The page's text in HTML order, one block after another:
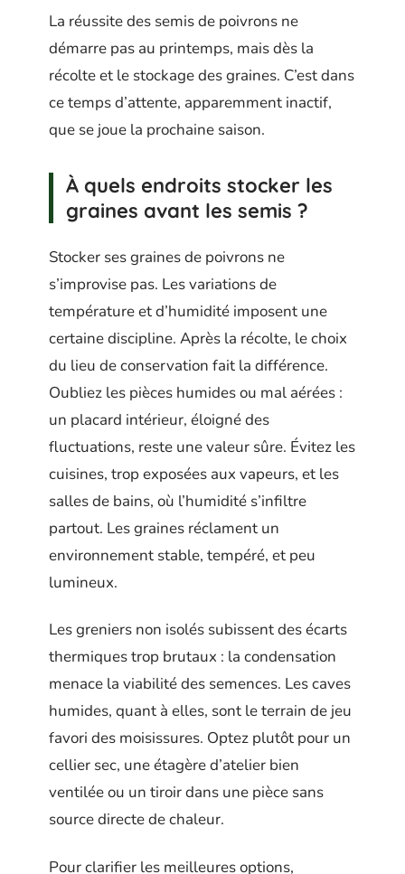
La réussite des semis de poivrons ne
démarre pas au printemps, mais dès la
récolte et le stockage des graines. C’est dans
ce temps d’attente, apparemment inactif,
que se joue la prochaine saison.
À quels endroits stocker les
graines avant les semis ?
Stocker ses graines de poivrons ne
s’improvise pas. Les variations de
température et d’humidité imposent une
certaine discipline. Après la récolte, le choix
du lieu de conservation fait la différence.
Oubliez les pièces humides ou mal aérées :
un placard intérieur, éloigné des
fluctuations, reste une valeur sûre. Évitez les
cuisines, trop exposées aux vapeurs, et les
salles de bains, où l’humidité s’infiltre
partout. Les graines réclament un
environnement stable, tempéré, et peu
lumineux.
Les greniers non isolés subissent des écarts
thermiques trop brutaux : la condensation
menace la viabilité des semences. Les caves
humides, quant à elles, sont le terrain de jeu
favori des moisissures. Optez plutôt pour un
cellier sec, une étagère d’atelier bien
ventilée ou un tiroir dans une pièce sans
source directe de chaleur.
Pour clarifier les meilleures options,